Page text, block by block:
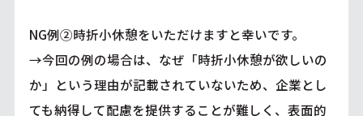
NG例②時折小休憩をいただけますと幸いです。
→今回の例の場合は、なぜ「時折小休憩が欲しいの
か」という理由が記載されていないため、企業とし
ても納得して配慮を提供することが難しく、表面的